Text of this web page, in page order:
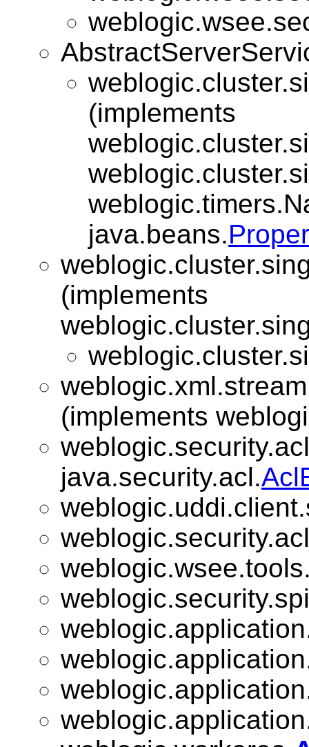
(implements
java.beans.
(implements
(implements
java.security.acl.